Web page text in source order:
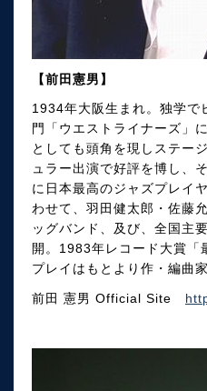
【前田憲男】
1934年大阪生まれ。独学
門「ウエストライナーズ」
としても頭角を現しステー
ュラー出演で好評を博し、
に日本最高のジャズプレイ
わせて、羽田健太郎・佐藤
ッグバンド、及び、全国主
開。1983年レコード大賞「
プレイはもとより作・編曲
前田 憲男 Official Site